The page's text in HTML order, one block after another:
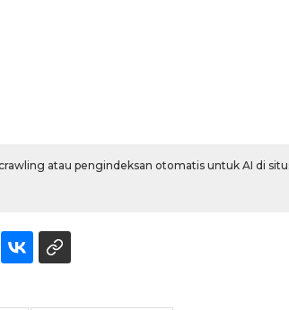
atau pengindeksan otomatis untuk AI di